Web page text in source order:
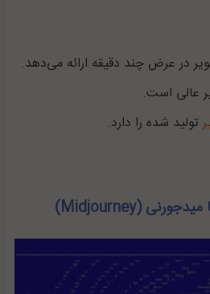
در عرض چند دقیقه ارائه می‌دهد.
عالی است.
تولید شده را دارد.